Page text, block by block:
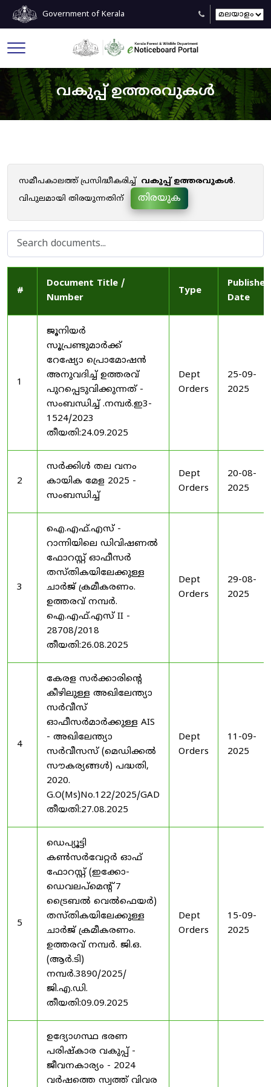
Government of Kerala
വകുപ്പ് ഉത്തരവുകൾ
സമീപകാലത്ത് പ്രസിദ്ധീകരിച്ച് വകുപ്പ് ഉത്തരവുകൾ.
വിപുലമായി തിരയുന്നതിന്
തിരയുക
#
Document Title /
Number
Type
Published
Date
1
ജൂനിയർ
സൂപ്രണ്ടുമാർക്ക്
റേഷ്യോ പ്രൊമോഷൻ
അനുവദിച്ച് ഉത്തരവ്
പുറപ്പെടുവിക്കുന്നത് -
സംബന്ധിച്ച് .നമ്പർ.ഇ3-
1524/2023
തീയതി:24.09.2025
Dept
Orders
25-09-
2025
2
സർക്കിൾ തല വനം
കായിക മേള 2025 -
സംബന്ധിച്ച്
Dept
Orders
20-08-
2025
3
ഐ.എഫ്.എസ് -
റാന്നിയിലെ ഡിവിഷണൽ
ഫോറസ്റ്റ് ഓഫീസർ
തസ്തികയിലേക്കുള്ള
ചാർജ് ക്രമീകരണം.
ഉത്തരവ് നമ്പർ.
ഐ.എഫ്.എസ് II -
28708/2018
തീയതി:26.08.2025
Dept
Orders
29-08-
2025
4
കേരള സർക്കാരിന്റെ
കീഴിലുള്ള അഖിലേന്ത്യാ
സർവീസ്
ഓഫീസർമാർക്കുള്ള AIS
- അഖിലേന്ത്യാ
സർവീസസ് (മെഡിക്കൽ
സൗകര്യങ്ങൾ) പദ്ധതി,
2020.
G.O(Ms)No.122/2025/GAD
തീയതി:27.08.2025
Dept
Orders
11-09-
2025
5
ഡെപ്യൂട്ടി
കൺസർവേറ്റർ ഓഫ്
ഫോറസ്റ്റ് (ഇക്കോ-
ഡെവലപ്മെന്റ് 7
ട്രൈബൽ വെൽഫെയർ)
തസ്തികയിലേക്കുള്ള
ചാർജ് ക്രമീകരണം.
ഉത്തരവ് നമ്പർ. ജി.ഒ.
(ആർ.ടി)
നമ്പർ.3890/2025/
ജി.എ.ഡി.
തീയതി:09.09.2025
Dept
Orders
15-09-
2025
ഉദ്യോഗസ്ഥ ഭരണ
പരിഷ്കാര വകുപ്പ് -
ജീവനകാര്യം - 2024
വർഷത്തെ സ്വത്ത് വിവര